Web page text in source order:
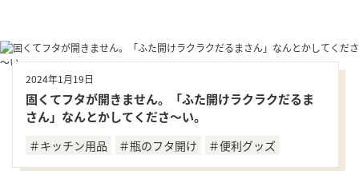
2024年1月19日
固くてフタが開きません。「ふた開けラクラクだるま
さん」なんとかしてくださ～い。
＃キッチン用品 ＃瓶のフタ開け ＃便利グッズ